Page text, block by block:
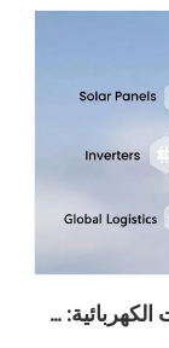
كيفية بناء مرآب مثالي لشحن السيارات الكهربائية: دليل لتخصيص مرآب السيارات مع Adhaiwell China